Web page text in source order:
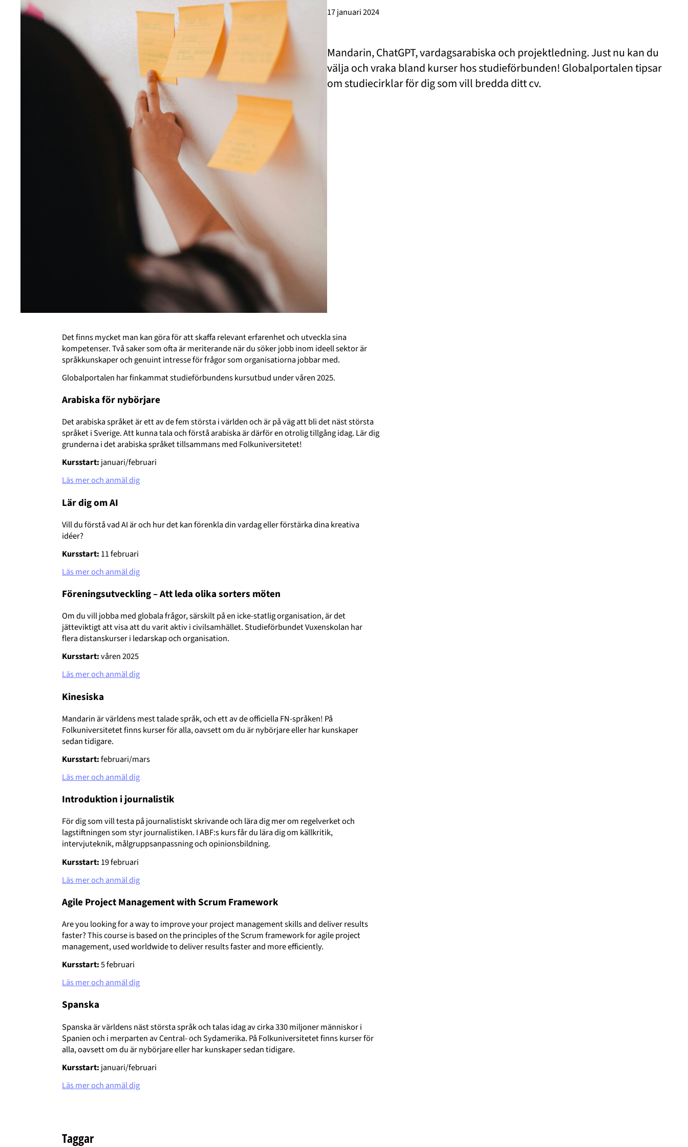
17 januari 2024
Mandarin, ChatGPT, vardagsarabiska och projektledning. Just nu kan du
välja och vraka bland kurser hos studieförbunden! Globalportalen tipsar
om studiecirklar för dig som vill bredda ditt cv.
Det finns mycket man kan göra för att skaffa relevant erfarenhet och utveckla sina
kompetenser. Två saker som ofta är meriterande när du söker jobb inom ideell sektor är
språkkunskaper och genuint intresse för frågor som organisatiorna jobbar med.
Globalportalen har finkammat studieförbundens kursutbud under våren 2025.
Arabiska för nybörjare
Det arabiska språket är ett av de fem största i världen och är på väg att bli det näst största
språket i Sverige. Att kunna tala och förstå arabiska är därför en otrolig tillgång idag. Lär dig
grunderna i det arabiska språket tillsammans med Folkuniversitetet!
Kursstart: januari/februari
Läs mer och anmäl dig
Lär dig om AI
Vill du förstå vad AI är och hur det kan förenkla din vardag eller förstärka dina kreativa
idéer?
Kursstart: 11 februari
Läs mer och anmäl dig
Föreningsutveckling – Att leda olika sorters möten
Om du vill jobba med globala frågor, särskilt på en icke-statlig organisation, är det
jätteviktigt att visa att du varit aktiv i civilsamhället. Studieförbundet Vuxenskolan har
flera distanskurser i ledarskap och organisation.
Kursstart:våren 2025
Läs mer och anmäl dig
Kinesiska
Mandarin är världens mest talade språk, och ett av de officiella FN-språken! På
Folkuniversitetet finns kurser för alla, oavsett om du är nybörjare eller har kunskaper
sedan tidigare.
Kursstart:februari/mars
Läs mer och anmäl dig
Introduktion i journalistik
För dig som vill testa på journalistiskt skrivande och lära dig mer om regelverket och
lagstiftningen som styr journalistiken. I ABF:s kurs får du lära dig om källkritik,
intervjuteknik, målgruppsanpassning och opinionsbildning.
Kursstart: 19 februari
Läs mer och anmäl dig
Agile Project Management with Scrum Framework
Are you looking for a way to improve your project management skills and deliver results
faster? This course is based on the principles of the Scrum framework for agile project
management, used worldwide to deliver results faster and more efficiently.
Kursstart:5 februari
Läs mer och anmäl dig
Spanska
Spanska är världens näst största språk och talas idag av cirka 330 miljoner människor i
Spanien och i merparten av Central- och Sydamerika. På Folkuniversitetet finns kurser för
alla, oavsett om du är nybörjare eller har kunskaper sedan tidigare.
Kursstart: januari/februari
Läs mer och anmäl dig
Taggar